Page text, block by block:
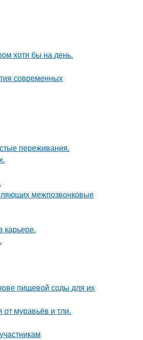
хотя бы на день.
современных
переживания.
межпозвонковые
карьере.
пищевой соды для их
от муравьёв и тли.